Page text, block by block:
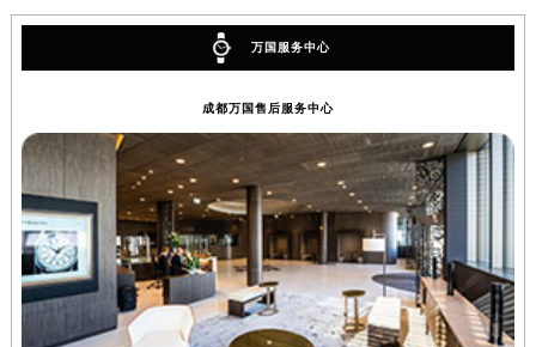
万国服务中心
成都万国售后服务中心